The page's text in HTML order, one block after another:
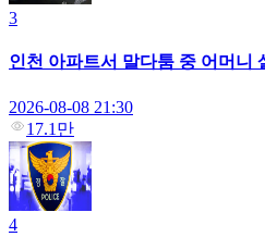
3
인천 아파트서 말다툼 중 어머니
2026-08-08 21:30
17.1만
4